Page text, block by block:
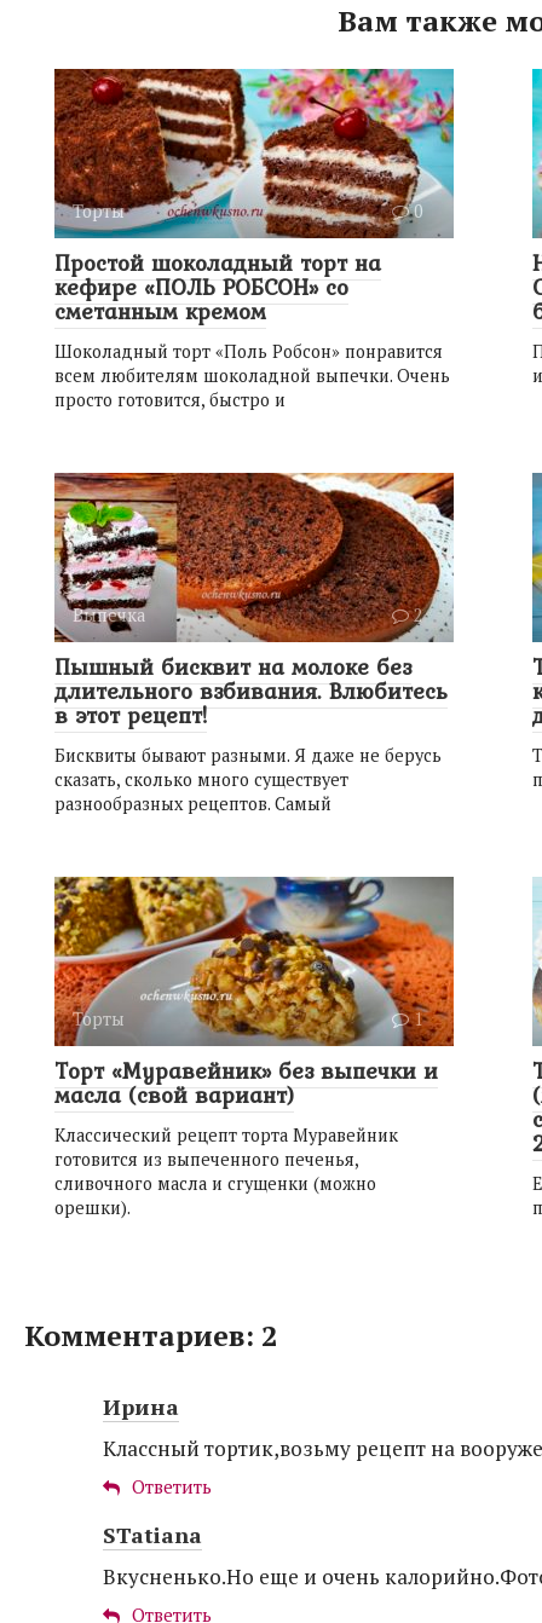
Вам также
Торты 0
Простой шоколадный торт на
кефире «ПОЛЬ РОБСОН» со
сметанным кремом
Шоколадный торт «Поль Робсон» понравится
всем любителям шоколадной выпечки. Очень
просто готовится, быстро и
Выпечка 2
Пышный бисквит на молоке без
длительного взбивания. Влюбитесь
в этот рецепт!
Бисквиты бывают разными. Я даже не берусь
сказать, сколько много существует
разнообразных рецептов. Самый
Торты 1
Торт «Муравейник» без выпечки и
масла (свой вариант)
Классический рецепт торта Муравейник
готовится из выпеченного печенья,
сливочного масла и сгущенки (можно
орешки).
Комментариев: 2
Ирина
Классный тортик,возьму рецепт на
Ответить
STatiana
Вкусненько.Но еще и очень
Ответить